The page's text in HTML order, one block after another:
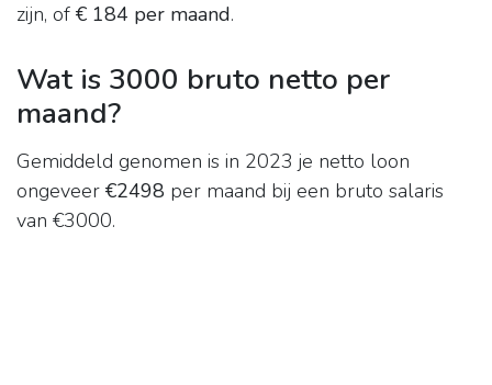
zijn, of € 184 per maand.
Wat is 3000 bruto netto per
maand?
Gemiddeld genomen is in 2023 je netto loon
ongeveer €2498 per maand bij een bruto salaris
van €3000.